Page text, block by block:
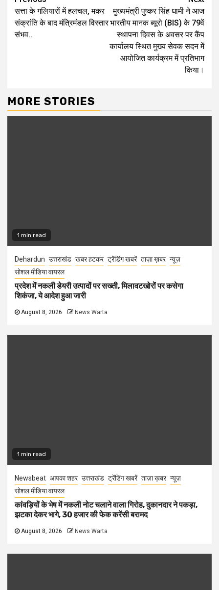
Reading
सत्ता के गलियारों में हलचल, मकर
संक्रांति के बाद मंत्रिमंडल विस्तार
संभव..
मुख्यमंत्री पुष्कर सिंह धामी ने आज
भारतीय मानक ब्यूरो (BIS) के 79वें
स्थापना दिवस के अवसर पर कैंप
कार्यालय स्थित मुख्य सेवक सदन में
आयोजित कार्यक्रम में प्रतिभाग
किया।
MORE STORIES
1 min read
Dehardun उत्तराखंड खबर हटकर ट्रेंडिंग खबरें ताज़ा ख़बर न्यूज़
सोशल मीडिया वायरल
प्रदेश में नकली डेयरी उत्पादों पर सख्ती, मिलावटखोरों पर कसेगा
शिकंजा, ये आदेश हुआ जारी
August 8, 2026 News Warta
1 min read
Newsbeat आपका शहर उत्तराखंड ट्रेंडिंग खबरें ताज़ा ख़बर न्यूज़
सोशल मीडिया वायरल
कांवड़ियों के भेष में नकली नोट चलाने वाला गिरोह, दुकानदार ने पकड़ा,
झटका देकर भागे, 30 हजार की फेक करेंसी बरामद
August 8, 2026 News Warta